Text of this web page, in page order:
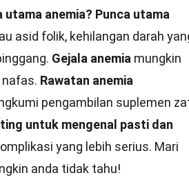
utama anemia? Punca utama
asid folik, kehilangan darah
Gejala anemia mungkin
Rawatan anemia
pengambilan suplemen
untuk mengenal pasti dan
yang lebih serius. Mari
anda tidak tahu!